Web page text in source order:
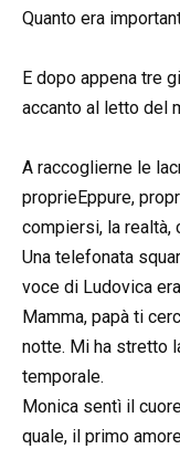
Quanto era
E dopo appena tre
accanto al letto del
A raccoglierne le
proprieEppure,
compiersi, la realtà,
Una telefonata
voce di Ludovica
Mamma, papà ti
notte. Mi ha stretto
temporale.
Monica sentì il
quale, il primo